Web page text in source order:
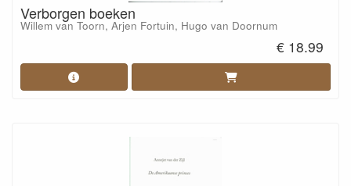
Verborgen boeken
Willem van Toorn, Arjen Fortuin, Hugo van Doornum
€ 18.99